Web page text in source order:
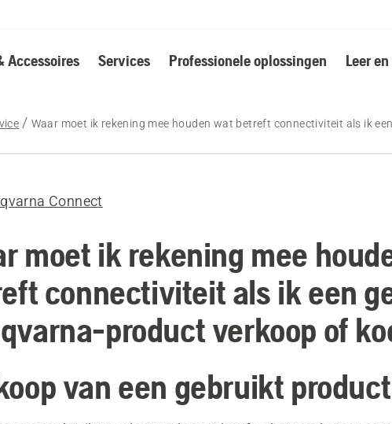
Accessoires Services Professionele oplossingen Leer
Waar moet ik rekening mee houden wat betreft connectiviteit als ik
Connect
moet ik rekening mee
connectiviteit als ik een
product verkoop of
van een gebruikt